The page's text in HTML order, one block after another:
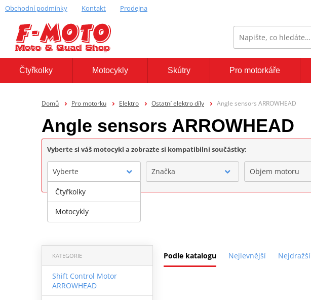
Obchodní podmínky Kontakt Prodejna
Čtyřkolky Motocykly Skútry Pro motorkáře
Domů Pro motorku Elektro Ostatní elektro díly Angle sensors ARROWHEAD
Angle sensors ARROWHEAD
Vyberte si váš motocykl a zobrazte si kompatibilní součástky:
Vyberte Značka Objem motoru
Podle katalogu Nejlevnější Nejdražší
KATEGORIE
Shift Control Motor
ARROWHEAD
Čtyřkolky
Motocykly